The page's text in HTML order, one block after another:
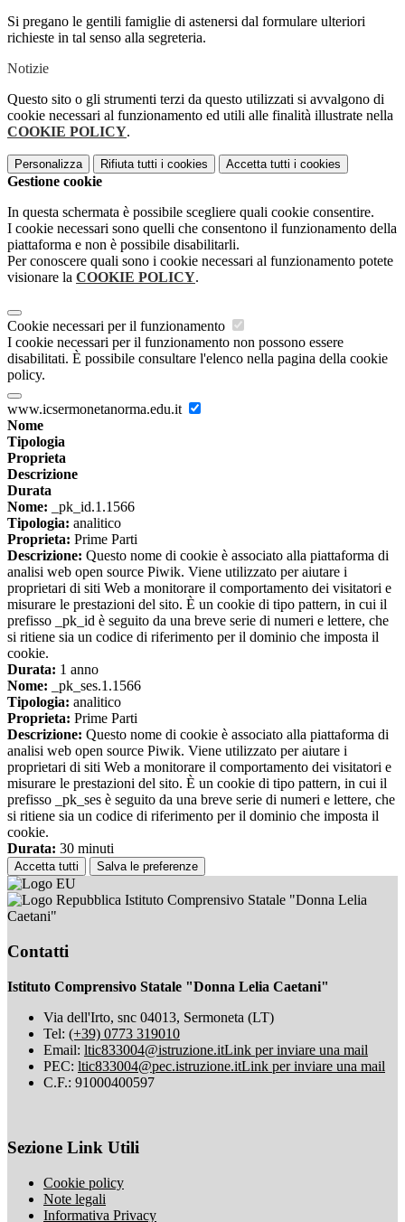
Si pregano le gentili famiglie di astenersi dal formulare ulteriori
richieste in tal senso alla segreteria.
Notizie
Questo sito o gli strumenti terzi da questo utilizzati si avvalgono di
cookie necessari al funzionamento ed utili alle finalità illustrate nella
COOKIE POLICY.
Personalizza Rifiuta tutti i cookies Accetta tutti i cookies
Gestione cookie
In questa schermata è possibile scegliere quali cookie consentire.
I cookie necessari sono quelli che consentono il funzionamento della
piattaforma e non è possibile disabilitarli.
Per conoscere quali sono i cookie necessari al funzionamento potete
visionare la COOKIE POLICY.
Cookie necessari per il funzionamento
I cookie necessari per il funzionamento non possono essere
disabilitati. È possibile consultare l'elenco nella pagina della cookie
policy.
www.icsermonetanorma.edu.it
Nome
Tipologia
Proprieta
Descrizione
Durata
Nome: _pk_id.1.1566
Tipologia: analitico
Proprieta: Prime Parti
Descrizione: Questo nome di cookie è associato alla piattaforma di
analisi web open source Piwik. Viene utilizzato per aiutare i
proprietari di siti Web a monitorare il comportamento dei visitatori e
misurare le prestazioni del sito. È un cookie di tipo pattern, in cui il
prefisso _pk_id è seguito da una breve serie di numeri e lettere, che
si ritiene sia un codice di riferimento per il dominio che imposta il
cookie.
Durata: 1 anno
Nome: _pk_ses.1.1566
Tipologia: analitico
Proprieta: Prime Parti
Descrizione: Questo nome di cookie è associato alla piattaforma di
analisi web open source Piwik. Viene utilizzato per aiutare i
proprietari di siti Web a monitorare il comportamento dei visitatori e
misurare le prestazioni del sito. È un cookie di tipo pattern, in cui il
prefisso _pk_ses è seguito da una breve serie di numeri e lettere, che
si ritiene sia un codice di riferimento per il dominio che imposta il
cookie.
Durata: 30 minuti
Accetta tutti Salva le preferenze
Istituto Comprensivo Statale "Donna Lelia
Caetani"
Contatti
Istituto Comprensivo Statale "Donna Lelia Caetani"
Via dell'Irto, snc 04013, Sermoneta (LT)
Tel: (+39) 0773 319010
Email: ltic833004@istruzione.itLink per inviare una mail
PEC: ltic833004@pec.istruzione.itLink per inviare una mail
C.F.: 91000400597
Sezione Link Utili
Cookie policy
Note legali
Informativa Privacy